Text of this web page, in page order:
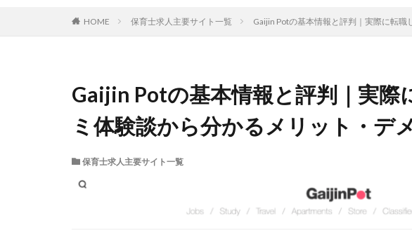
HOME 保育士求人主要サイト一覧 Gaijin Potの基本情報と評判｜実際に転
Gaijin Potの基本情報と評判｜実際
ミ体験談から分かるメリット・デ
保育士求人主要サイト一覧